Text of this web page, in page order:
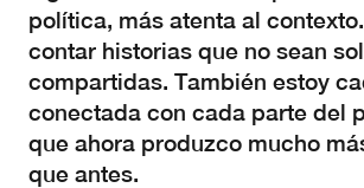
política, más atenta al
contar historias que no sean
compartidas. También estoy
conectada con cada parte del
que ahora produzco mucho
que antes.